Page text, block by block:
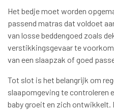
Het bedje moet worden
passend matras dat voldoet
van losse beddengoed zoals
verstikkingsgevaar te
van een slaapzak of goed
Tot slot is het belangrijk om
slaapomgeving te controleren
baby groeit en zich ontwikkelt.